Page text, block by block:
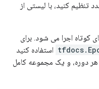
تنظیم کنید، با لیستی از
کوتاه اجرا می شود. برای
استفاده کنید
هر دوره، و یک مجموعه کامل